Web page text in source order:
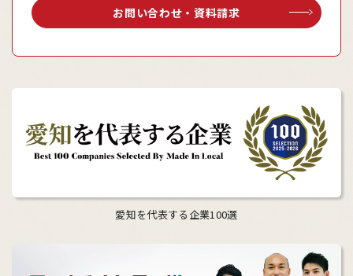
お問い合わせ・資料請求
愛知を代表する企業100選